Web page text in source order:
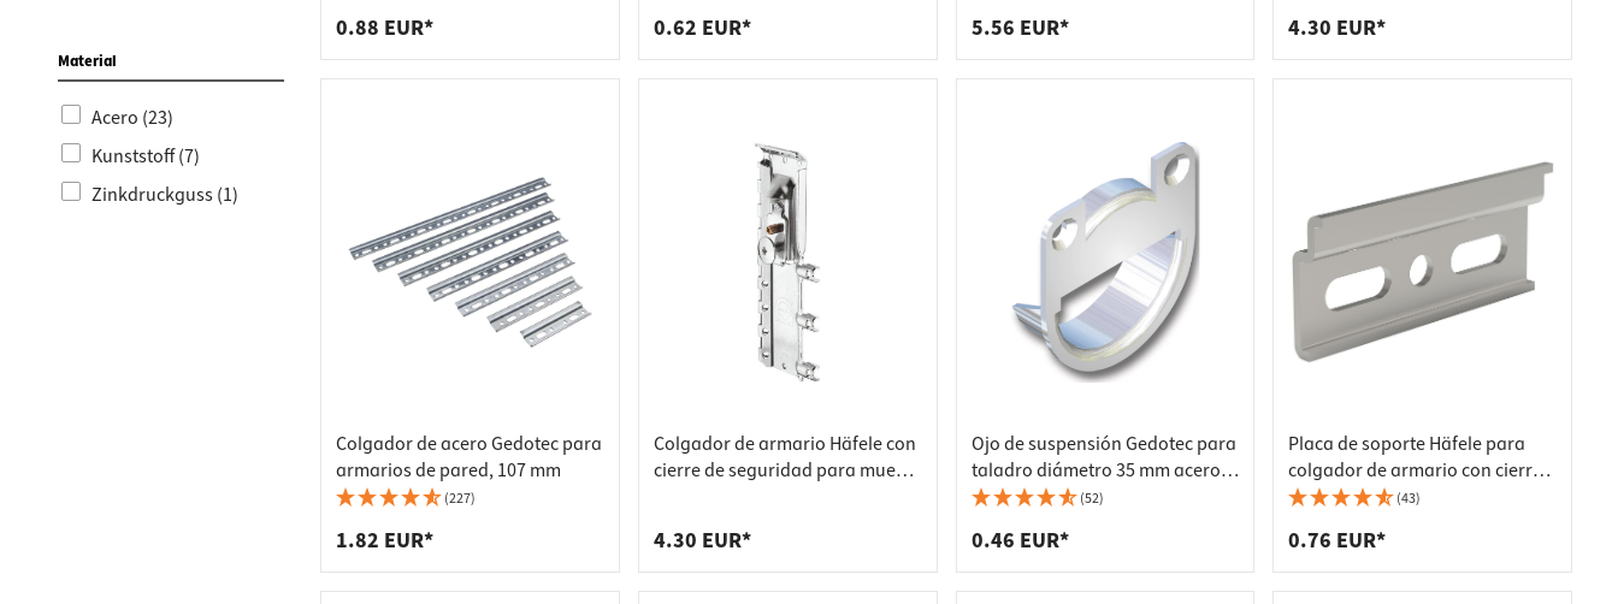
Material
Acero (23)
Kunststoff (7)
Zinkdruckguss (1)
0.88 EUR* 0.62 EUR* 5.56 EUR* 4.30 EUR*
Colgador de acero Gedotec para
armarios de pared, 107 mm
(227)
1.82 EUR*
Colgador de armario Häfele con
cierre de seguridad para mueble
4.30 EUR*
Ojo de suspensión Gedotec para
taladro diámetro 35 mm acero
galvanizado (52)
0.46 EUR*
Placa de soporte Häfele para
colgador de armario con cierre
de seguridad para mueble alto
(43)
0.76 EUR*